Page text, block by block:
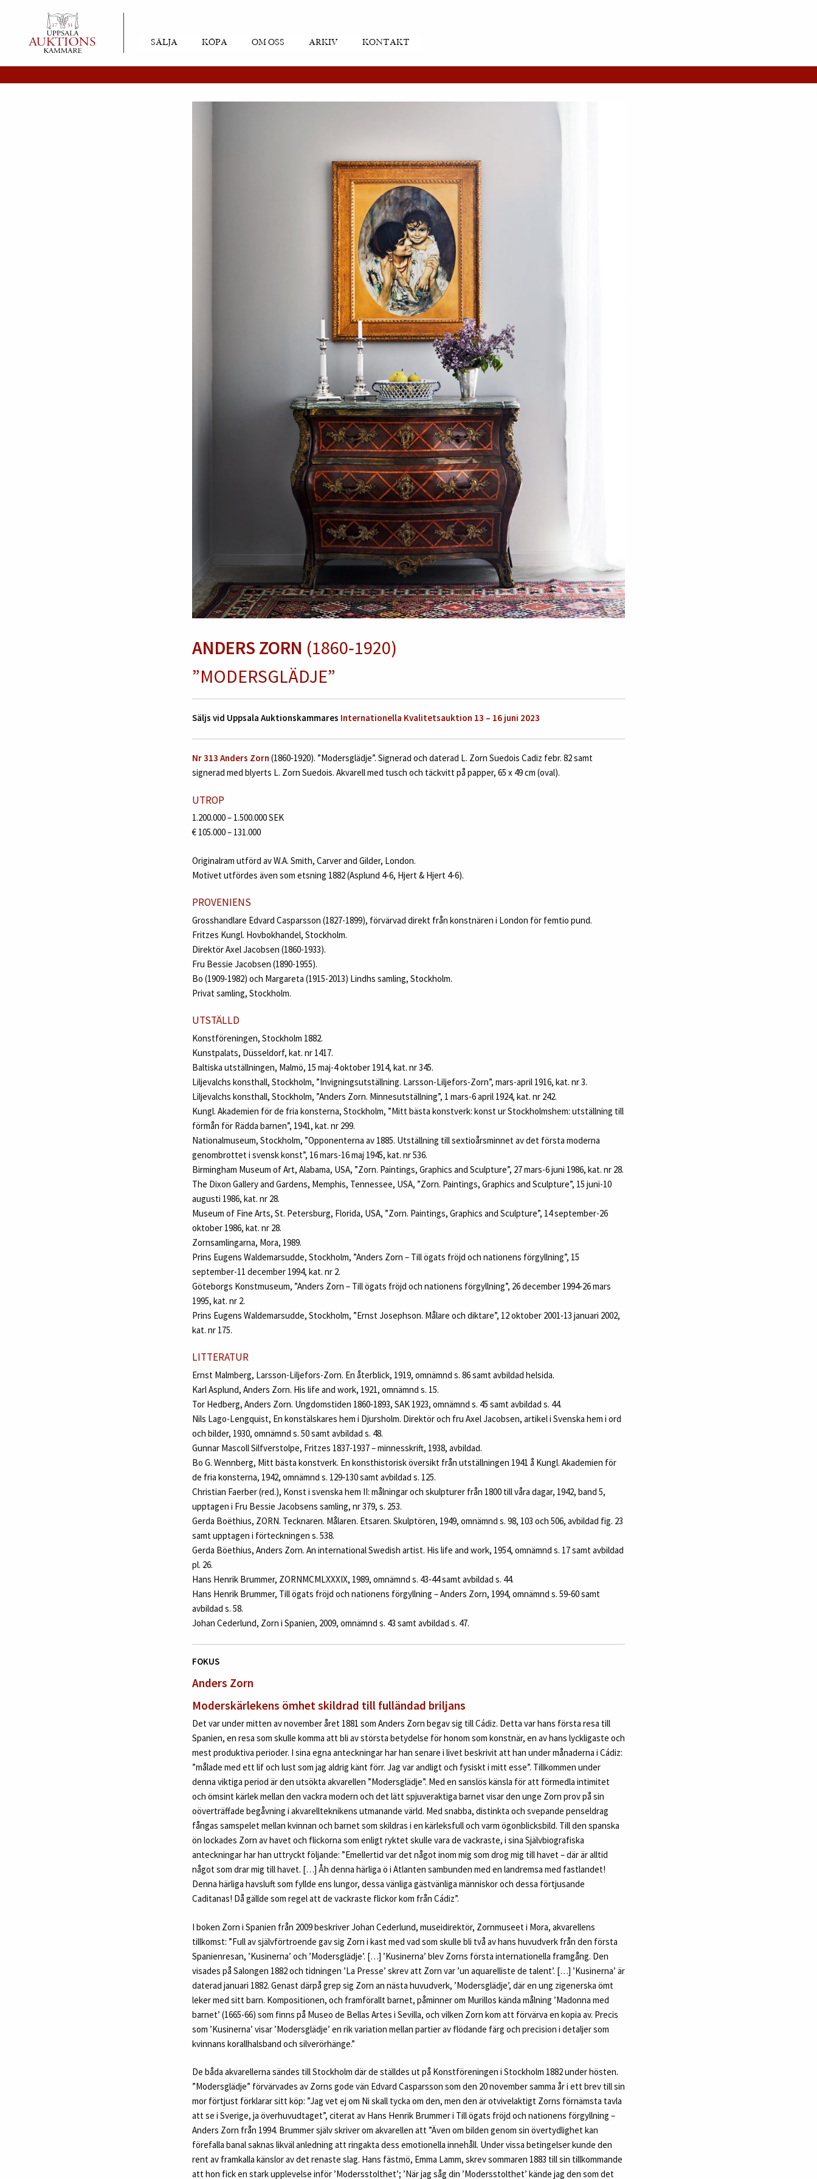
SÄLJA KÖPA OM OSS ARKIV KONTAKT
ANDERS ZORN (1860‑1920)
”MODERSGLÄDJE”
Säljs vid Uppsala Auktionskammares Internationella Kvalitetsauktion 13 – 16 juni 2023
Nr 313 Anders Zorn (1860‑1920). ”Modersglädje”. Signerad och daterad L. Zorn Suedois Cadiz febr. 82 samt
signerad med blyerts L. Zorn Suedois. Akvarell med tusch och täckvitt på papper, 65 x 49 cm (oval).
UTROP
1.200.000 – 1.500.000 SEK
€ 105.000 – 131.000
Originalram utförd av W.A. Smith, Carver and Gilder, London.
Motivet utfördes även som etsning 1882 (Asplund 4‑6, Hjert & Hjert 4‑6).
PROVENIENS
Grosshandlare Edvard Casparsson (1827-1899), förvärvad direkt från konstnären i London för femtio pund.
Fritzes Kungl. Hovbokhandel, Stockholm.
Direktör Axel Jacobsen (1860-1933).
Fru Bessie Jacobsen (1890-1955).
Bo (1909-1982) och Margareta (1915-2013) Lindhs samling, Stockholm.
Privat samling, Stockholm.
UTSTÄLLD
Konstföreningen, Stockholm 1882.
Kunstpalats, Düsseldorf, kat. nr 1417.
Baltiska utställningen, Malmö, 15 maj-4 oktober 1914, kat. nr 345.
Liljevalchs konsthall, Stockholm, ”Invigningsutställning. Larsson-Liljefors-Zorn”, mars-april 1916, kat. nr 3.
Liljevalchs konsthall, Stockholm, ”Anders Zorn. Minnesutställning”, 1 mars-6 april 1924, kat. nr 242.
Kungl. Akademien för de fria konsterna, Stockholm, ”Mitt bästa konstverk: konst ur Stockholmshem: utställning till
förmån för Rädda barnen”, 1941, kat. nr 299.
Nationalmuseum, Stockholm, ”Opponenterna av 1885. Utställning till sextioårsminnet av det första moderna
genombrottet i svensk konst”, 16 mars-16 maj 1945, kat. nr 536.
Birmingham Museum of Art, Alabama, USA, ”Zorn. Paintings, Graphics and Sculpture”, 27 mars-6 juni 1986, kat. nr 28.
The Dixon Gallery and Gardens, Memphis, Tennessee, USA, ”Zorn. Paintings, Graphics and Sculpture”, 15 juni-10
augusti 1986, kat. nr 28.
Museum of Fine Arts, St. Petersburg, Florida, USA, ”Zorn. Paintings, Graphics and Sculpture”, 14 september-26
oktober 1986, kat. nr 28.
Zornsamlingarna, Mora, 1989.
Prins Eugens Waldemarsudde, Stockholm, ”Anders Zorn – Till ögats fröjd och nationens förgyllning”, 15
september-11 december 1994, kat. nr 2.
Göteborgs Konstmuseum, ”Anders Zorn – Till ögats fröjd och nationens förgyllning”, 26 december 1994‑26 mars
1995, kat. nr 2.
Prins Eugens Waldemarsudde, Stockholm, ”Ernst Josephson. Målare och diktare”, 12 oktober 2001‑13 januari 2002,
kat. nr 175.
LITTERATUR
Ernst Malmberg, Larsson-Liljefors-Zorn. En återblick, 1919, omnämnd s. 86 samt avbildad helsida.
Karl Asplund, Anders Zorn. His life and work, 1921, omnämnd s. 15.
Tor Hedberg, Anders Zorn. Ungdomstiden 1860‑1893, SAK 1923, omnämnd s. 45 samt avbildad s. 44.
Nils Lago-Lengquist, En konstälskares hem i Djursholm. Direktör och fru Axel Jacobsen, artikel i Svenska hem i ord
och bilder, 1930, omnämnd s. 50 samt avbildad s. 48.
Gunnar Mascoll Silfverstolpe, Fritzes 1837-1937 – minnesskrift, 1938, avbildad.
Bo G. Wennberg, Mitt bästa konstverk. En konsthistorisk översikt från utställningen 1941 å Kungl. Akademien för
de fria konsterna, 1942, omnämnd s. 129‑130 samt avbildad s. 125.
Christian Faerber (red.), Konst i svenska hem II: målningar och skulpturer från 1800 till våra dagar, 1942, band 5,
upptagen i Fru Bessie Jacobsens samling, nr 379, s. 253.
Gerda Boëthius, ZORN. Tecknaren. Målaren. Etsaren. Skulptören, 1949, omnämnd s. 98, 103 och 506, avbildad fig. 23
samt upptagen i förteckningen s. 538.
Gerda Böethius, Anders Zorn. An international Swedish artist. His life and work, 1954, omnämnd s. 17 samt avbildad
pl. 26.
Hans Henrik Brummer, ZORNMCMLXXXIX, 1989, omnämnd s. 43‑44 samt avbildad s. 44.
Hans Henrik Brummer, Till ögats fröjd och nationens förgyllning – Anders Zorn, 1994, omnämnd s. 59‑60 samt
avbildad s. 58.
Johan Cederlund, Zorn i Spanien, 2009, omnämnd s. 43 samt avbildad s. 47.
FOKUS
Anders Zorn
Moderskärlekens ömhet skildrad till fulländad briljans
Det var under mitten av november året 1881 som Anders Zorn begav sig till Cádiz. Detta var hans första resa till
Spanien, en resa som skulle komma att bli av största betydelse för honom som konstnär, en av hans lyckligaste och
mest produktiva perioder. I sina egna anteckningar har han senare i livet beskrivit att han under månaderna i Cádiz:
”målade med ett lif och lust som jag aldrig känt förr. Jag var andligt och fysiskt i mitt esse”. Tillkommen under
denna viktiga period är den utsökta akvarellen ”Modersglädje”. Med en sanslös känsla för att förmedla intimitet
och ömsint kärlek mellan den vackra modern och det lätt spjuveraktiga barnet visar den unge Zorn prov på sin
oöverträffade begåvning i akvarellteknikens utmanande värld. Med snabba, distinkta och svepande penseldrag
fångas samspelet mellan kvinnan och barnet som skildras i en kärleksfull och varm ögonblicksbild. Till den spanska
ön lockades Zorn av havet och flickorna som enligt ryktet skulle vara de vackraste, i sina Självbiografiska
anteckningar har han uttryckt följande: ”Emellertid var det något inom mig som drog mig till havet – där är alltid
något som drar mig till havet. […] Åh denna härliga ö i Atlanten sambunden med en landremsa med fastlandet!
Denna härliga havsluft som fyllde ens lungor, dessa vänliga gästvänliga människor och dessa förtjusande
Caditanas! Då gällde som regel att de vackraste flickor kom från Cádiz”.
I boken Zorn i Spanien från 2009 beskriver Johan Cederlund, museidirektör, Zornmuseet i Mora, akvarellens
tillkomst: ”Full av självförtroende gav sig Zorn i kast med vad som skulle bli två av hans huvudverk från den första
Spanienresan, ’Kusinerna’ och ’Modersglädje’. […] ’Kusinerna’ blev Zorns första internationella framgång. Den
visades på Salongen 1882 och tidningen ’La Presse’ skrev att Zorn var ’un aquarelliste de talent’. […] ’Kusinerna’ är
daterad januari 1882. Genast därpå grep sig Zorn an nästa huvudverk, ’Modersglädje’, där en ung zigenerska ömt
leker med sitt barn. Kompositionen, och framförallt barnet, påminner om Murillos kända målning ’Madonna med
barnet’ (1665-66) som finns på Museo de Bellas Artes i Sevilla, och vilken Zorn kom att förvärva en kopia av. Precis
som ’Kusinerna’ visar ’Modersglädje’ en rik variation mellan partier av flödande färg och precision i detaljer som
kvinnans korallhalsband och silverörhänge.”
De båda akvarellerna sändes till Stockholm där de ställdes ut på Konstföreningen i Stockholm 1882 under hösten.
”Modersglädje” förvärvades av Zorns gode vän Edvard Casparsson som den 20 november samma år i ett brev till sin
mor förtjust förklarar sitt köp: ”Jag vet ej om Ni skall tycka om den, men den är otvivelaktigt Zorns förnämsta tavla
att se i Sverige, ja överhuvudtaget”, citerat av Hans Henrik Brummer i Till ögats fröjd och nationens förgyllning –
Anders Zorn från 1994. Brummer själv skriver om akvarellen att ”Även om bilden genom sin övertydlighet kan
förefalla banal saknas likväl anledning att ringakta dess emotionella innehåll. Under vissa betingelser kunde den
rent av framkalla känslor av det renaste slag. Hans fästmö, Emma Lamm, skrev sommaren 1883 till sin tillkommande
att hon fick en stark upplevelse inför ’Modersstolthet’; ’När jag såg din ’Modersstolthet’ kände jag den som det